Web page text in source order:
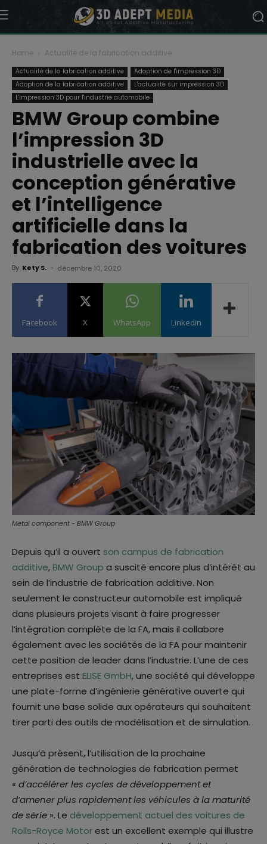
Home Actualité de la fabrication additive
Actualité de la fabrication additive
Adoption de l'impression 3D
Adoption de la fabrication additive
L'actualité sur impression 3D
L'impression 3D pour l'industrie automobile
BMW Group combine
l’impression 3D
industrielle avec la
conception générative
et l’intelligence
artificielle dans la
fabrication des voitures
By Kety S. - décembre 10, 2020
Facebook X WhatsApp Linkedin
Metal component - BMW Group
Depuis qu’il a ouvert son campus de fabrication
additive,BMW Group a suscité encore plus d’intérêt au
sein de l’industrie de fabrication additive. Non
seulement le constructeur automobile est impliqué
dans plusieurs projets visant à faire progresser
l’intégration complète de la FA, mais il collabore
également avec les sociétés de la FA pour maintenir
cette position de leader dans l’industrie. L’une de ces
entreprises est ELISE GmbH, une société qui développe
une plate-forme d’ingénierie générative ouverte qui
fournit une base solide aux opérateurs qui souhaitent
tirer parti des outils de modélisation et de simulation.
Jusqu’à présent, l’utilisation de la prochaine
génération de technologies de fabrication permet
« d’accélérer les cycles de développement et
d’amener plus rapidement les véhicules à la maturité
de série ». Le développement actuel des voitures de
Rolls-Royce Motorest un excellent exemple qui illustre